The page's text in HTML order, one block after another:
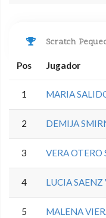
Scratch
Pos Jugador
1 MARIA
2 DEMIJA
3 VERA OTERO
4 LUCIA SAENZ
5 MALENA